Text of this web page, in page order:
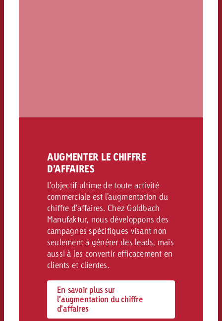
AUGMENTER LE CHIFFRE
D’AFFAIRES
L’objectif ultime de toute activité
commerciale est l’augmentation du
chiffre d’affaires. Chez Goldbach
Manufaktur, nous développons des
campagnes spécifiques visant non
seulement à générer des leads, mais
aussi à les convertir efficacement en
clients et clientes.
En savoir plus sur
l’augmentation du chiffre
d’affaires